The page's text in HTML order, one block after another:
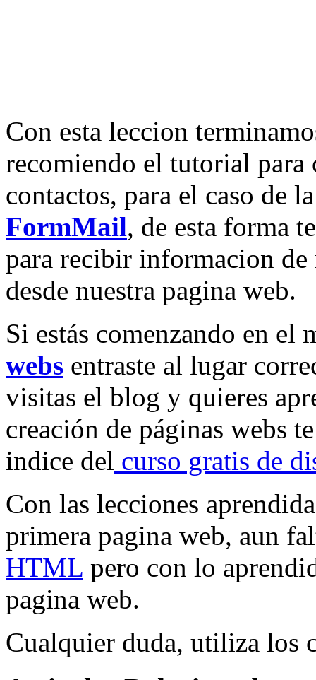
Con esta leccion
recomiendo el tutorial
contactos, para el caso de
FormMail, de esta forma
para recibir informacion de
desde nuestra pagina web.
Si estás comenzando en el
webs entraste al lugar
visitas el blog y quieres
creación de páginas webs
indice del curso gratis de
Con las lecciones
primera pagina web, aun
HTML pero con lo
pagina web.
Cualquier duda, utiliza los